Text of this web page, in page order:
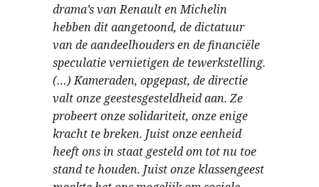
drama’s van Renault en Michelin
hebben dit aangetoond, de dictatuur
van de aandeelhouders en de financiële
speculatie vernietigen de tewerkstelling.
(…) Kameraden, opgepast, de directie
valt onze geestesgesteldheid aan. Ze
probeert onze solidariteit, onze enige
kracht te breken. Juist onze eenheid
heeft ons in staat gesteld om tot nu toe
stand te houden. Juist onze klassengeest